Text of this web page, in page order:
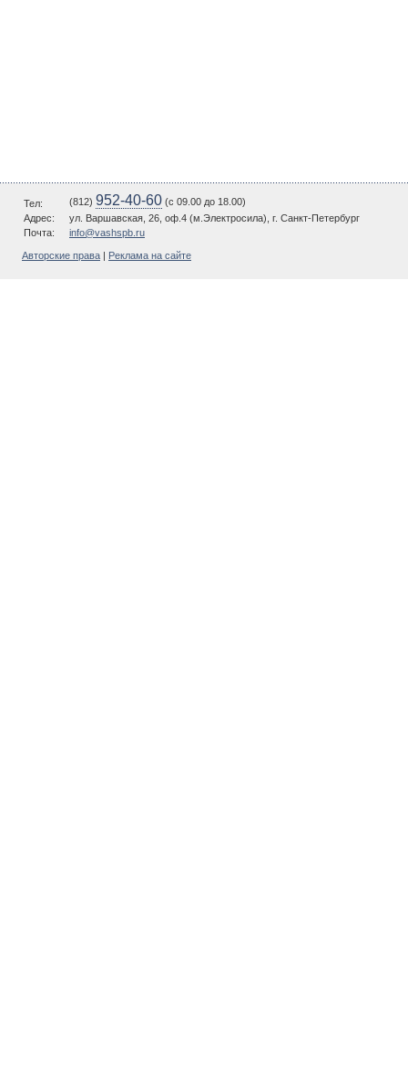
Тел: (812) 952-40-60 (c 09.00 до 18.00)
Адрес:
ул. Варшавская, 26, оф.4 (м.Электросила), г. Санкт-Петербург
Почта:
info@vashspb.ru
Авторские права Реклама на сайте